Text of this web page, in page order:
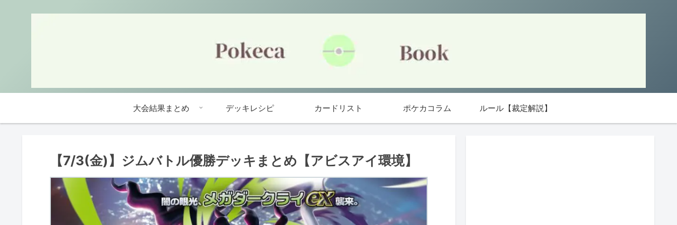
大会結果まとめ デッキレシピ カードリスト ポケカコラム ルール【裁定解説】
【7/3(金)】ジムバトル優勝デッキまとめ【アビスアイ環境】